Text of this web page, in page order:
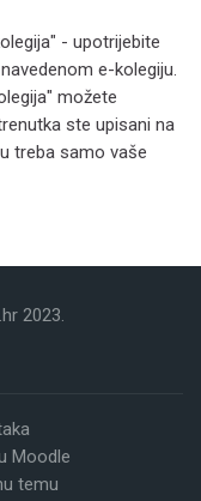
- upotrijebite
e-kolegiju.
možete
ste upisani na
treba samo vaše
2023.
Moodle
temu